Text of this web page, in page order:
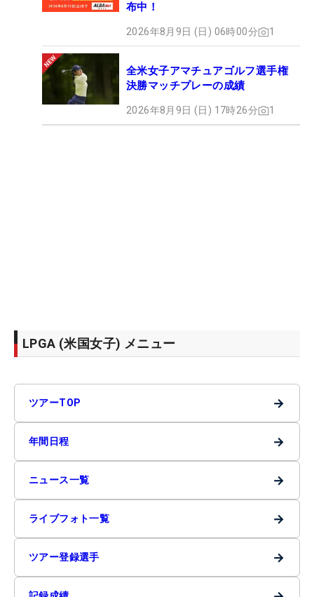
布中！
2026年8月9日 (日) 06時00分 1
全米女子アマチュアゴルフ選手権
決勝マッチプレーの成績
2026年8月9日 (日) 17時26分 1
LPGA (米国女子) メニュー
ツアーTOP →
年間日程 →
ニュース一覧 →
ライブフォト一覧 →
ツアー登録選手 →